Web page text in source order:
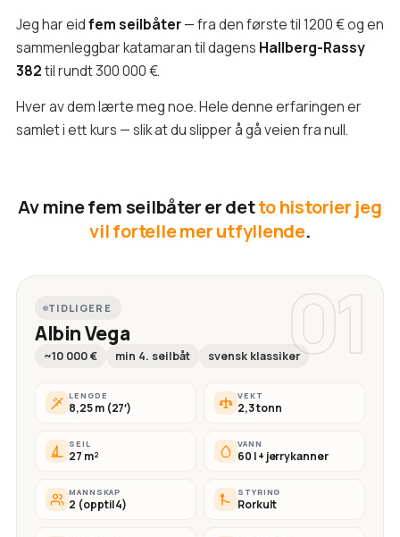
Jeg har eidfem seilbåter— fra den første til 1200 € og en
sammenleggbar katamaran til dagens Hallberg-Rassy
382til rundt 300 000 €.
Hver av dem lærte meg noe. Hele denne erfaringen er
samlet i ett kurs — slik at du slipper å gå veien fra null.
Av mine fem seilbåter er detto historier jeg
vil fortelle mer utfyllende.
01
TIDLIGERE
Albin Vega
~10 000 € min 4. seilbåt svensk klassiker
LENGDE
8,25 m (27′)
VEKT
2,3 tonn
SEIL
27 m²
VANN
60 l + jerrykanner
MANNSKAP
2 (opptil 4)
STYRING
Rorkult